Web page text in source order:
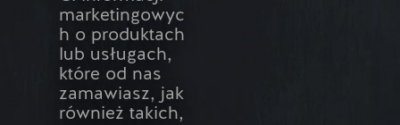
marketingowyc
h o produktach
lub usługach,
które od nas
zamawiasz, jak
również takich,